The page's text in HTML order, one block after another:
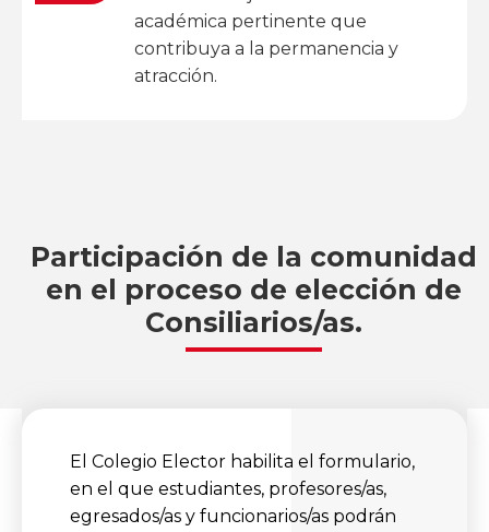
académica pertinente que
contribuya a la permanencia y
atracción.
Participación de la comunidad
en el proceso de elección de
Consiliarios/as.
El Colegio Elector habilita el formulario,
en el que estudiantes, profesores/as,
egresados/as y funcionarios/as podrán